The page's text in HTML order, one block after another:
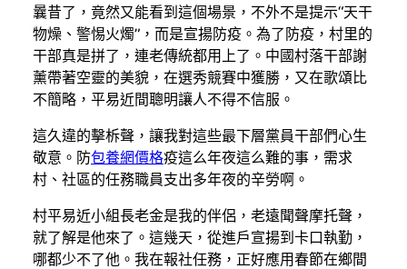
曩昔了，竟然又能看到這個場景，不外不是提示“天干
物燥、警惕火燭”，而是宣揚防疫。為了防疫，村里的
干部真是拼了，連老傳統都用上了。中國村落干部謝
薰帶著空靈的美貌，在選秀競賽中獲勝，又在歌頌比
不簡略，平易近間聰明讓人不得不信服。
這久違的擊柝聲，讓我對這些最下層黨員干部們心生
敬意。防包養網價格疫這么年夜這么難的事，需求
村、社區的任務職員支出多年夜的辛勞啊。
村平易近小組長老金是我的伴侶，老遠聞聲摩托聲，
就了解是他來了。這幾天，從進戶宣揚到卡口執勤，
哪都少不了他。我在報社任務，正好應用春節在鄉間